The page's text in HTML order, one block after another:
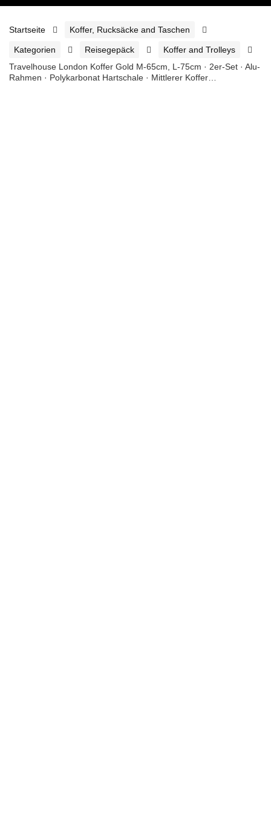
Startseite Koffer, Rucksäcke and Taschen
Kategorien Reisegepäck
Koffer and Trolleys
Travelhouse London Koffer Gold M-65cm, L-75cm · 2er-Set · Alu-
Rahmen · Polykarbonat Hartschale · Mittlerer Koffer…